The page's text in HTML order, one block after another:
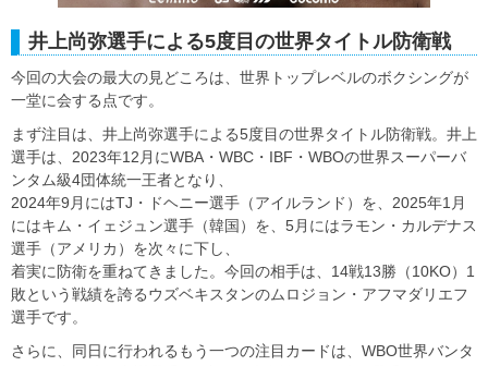
井上尚弥選手による5度目の世界タイトル防衛戦
今回の大会の最大の見どころは、世界トップレベルのボクシングが
一堂に会する点です。
まず注目は、井上尚弥選手による5度目の世界タイトル防衛戦。井上
選手は、2023年12月にWBA・WBC・IBF・WBOの世界スーパーバ
ンタム級4団体統一王者となり、
2024年9月にはTJ・ドヘニー選手（アイルランド）を、2025年1月
にはキム・イェジュン選手（韓国）を、5月にはラモン・カルデナス
選手（アメリカ）を次々に下し、
着実に防衛を重ねてきました。今回の相手は、14戦13勝（10KO）1
敗という戦績を誇るウズベキスタンのムロジョン・アフマダリエフ
選手です。
さらに、同日に行われるもう一つの注目カードは、WBO世界バンタ